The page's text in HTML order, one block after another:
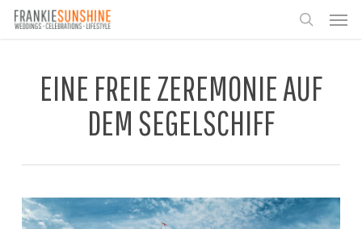
Skip
EINE FREIE ZEREMONIE AUF
DEM SEGELSCHIFF